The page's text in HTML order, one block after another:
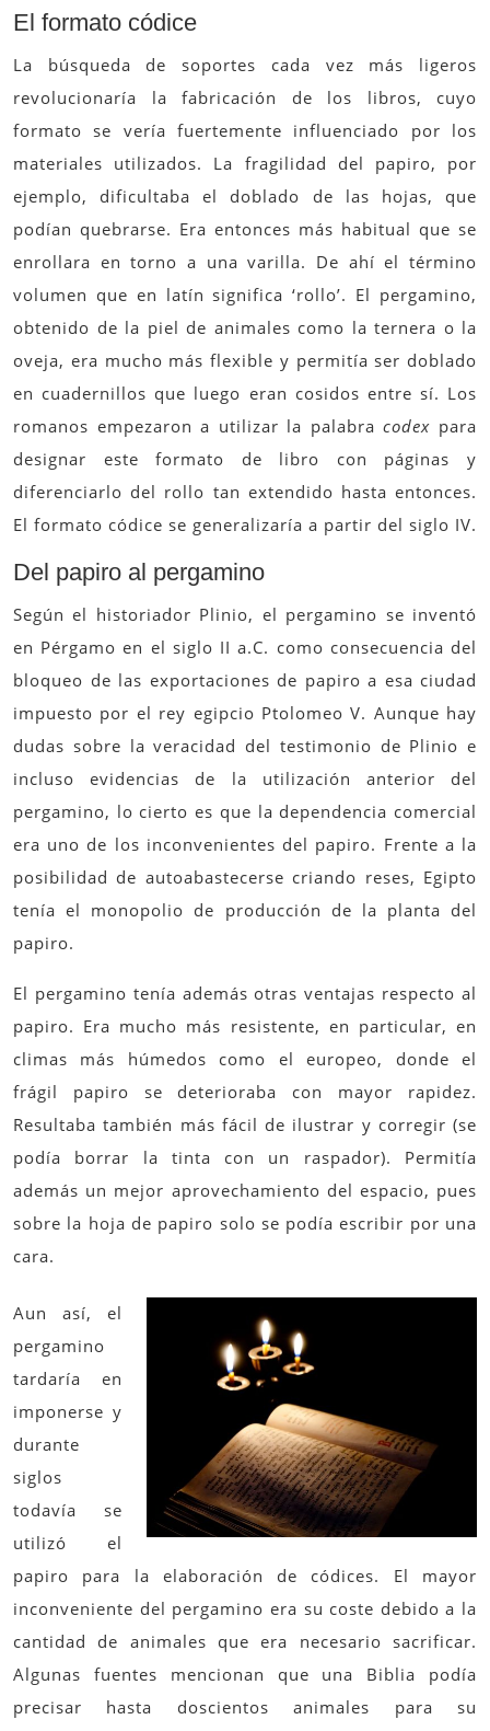
El formato códice
La búsqueda de soportes cada vez más ligeros
revolucionaría la fabricación de los libros, cuyo
formato se vería fuertemente influenciado por los
materiales utilizados. La fragilidad del papiro, por
ejemplo, dificultaba el doblado de las hojas, que
podían quebrarse. Era entonces más habitual que se
enrollara en torno a una varilla. De ahí el término
volumen que en latín significa ‘rollo’. El pergamino,
obtenido de la piel de animales como la ternera o la
oveja, era mucho más flexible y permitía ser doblado
en cuadernillos que luego eran cosidos entre sí. Los
romanos empezaron a utilizar la palabracodex para
designar este formato de libro con páginas y
diferenciarlo del rollo tan extendido hasta entonces.
El formato códice se generalizaría a partir del siglo IV.
Del papiro al pergamino
Según el historiador Plinio, el pergamino se inventó
en Pérgamo en el siglo II a.C. como consecuencia del
bloqueo de las exportaciones de papiro a esa ciudad
impuesto por el rey egipcio Ptolomeo V. Aunque hay
dudas sobre la veracidad del testimonio de Plinio e
incluso evidencias de la utilización anterior del
pergamino, lo cierto es que la dependencia comercial
era uno de los inconvenientes del papiro. Frente a la
posibilidad de autoabastecerse criando reses, Egipto
tenía el monopolio de producción de la planta del
papiro.
El pergamino tenía además otras ventajas respecto al
papiro. Era mucho más resistente, en particular, en
climas más húmedos como el europeo, donde el
frágil papiro se deterioraba con mayor rapidez.
Resultaba también más fácil de ilustrar y corregir (se
podía borrar la tinta con un raspador). Permitía
además un mejor aprovechamiento del espacio, pues
sobre la hoja de papiro solo se podía escribir por una
cara.
Aun así, el
pergamino
tardaría en
imponerse y
durante
siglos
todavía se
utilizó el
papiro para la elaboración de códices. El mayor
inconveniente del pergamino era su coste debido a la
cantidad de animales que era necesario sacrificar.
Algunas fuentes mencionan que una Biblia podía
precisar hasta doscientos animales para su